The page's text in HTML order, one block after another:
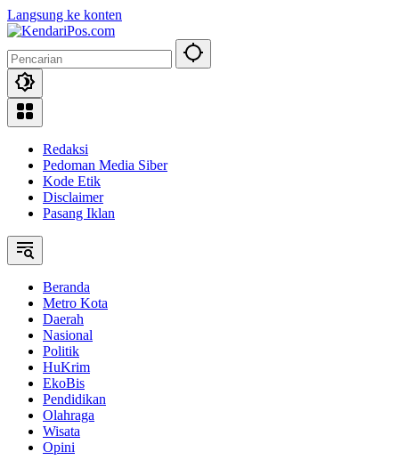
Langsung ke konten
Redaksi
Pedoman Media Siber
Kode Etik
Disclaimer
Pasang Iklan
Beranda
Metro Kota
Daerah
Nasional
Politik
HuKrim
EkoBis
Pendidikan
Olahraga
Wisata
Opini